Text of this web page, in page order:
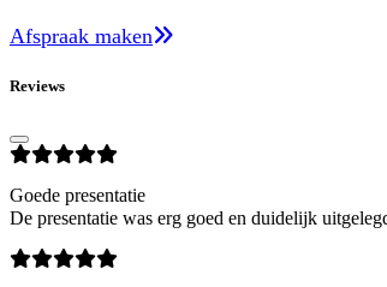
Afspraak maken
Reviews
Goede presentatie
De presentatie was erg goed en duidelijk